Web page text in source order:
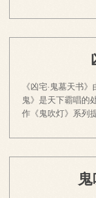
《凶宅·鬼墓天书
鬼》是天下霸唱的
作《鬼吹灯》系列